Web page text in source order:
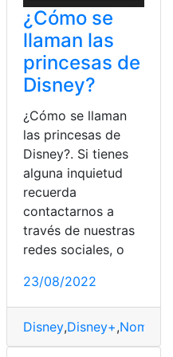
Películas,Princesas
¿Cómo se
llaman las
princesas de
Disney?
¿Cómo se llaman
las princesas de
Disney?. Si tienes
alguna inquietud
recuerda
contactarnos a
través de nuestras
redes sociales, o
23/08/2022
Disney,Disney+,Nombre